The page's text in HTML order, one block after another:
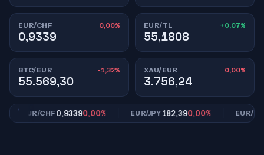
EUR/CHF 0,00%
0,9339
EUR/TL +0,07%
55,1808
BTC/EUR -1,32%
55.569,30
XAU/EUR 0,00%
3.756,24
EUR/CHF0,93390,00% EUR/JPY182,390,00% EUR/TL